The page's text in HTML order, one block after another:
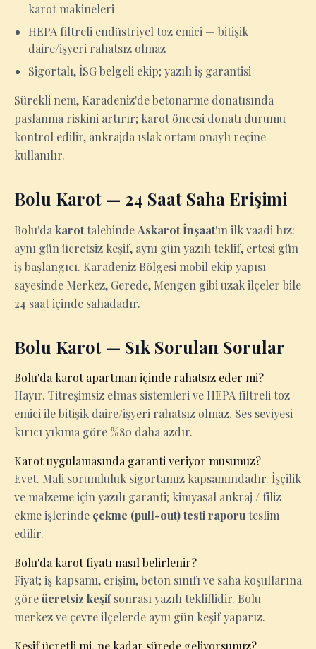
karot makineleri
HEPA filtreli endüstriyel toz emici — bitişik
daire/işyeri rahatsız olmaz
Sigortalı, İSG belgeli ekip; yazılı iş garantisi
Sürekli nem, Karadeniz'de betonarme donatısında
paslanma riskini artırır; karot öncesi donatı durumu
kontrol edilir, ankrajda ıslak ortam onaylı reçine
kullanılır.
Bolu Karot — 24 Saat Saha Erişimi
Bolu'da karottalebindeAskarot İnşaat'ın ilk vaadi hız:
aynı gün ücretsiz keşif, aynı gün yazılı teklif, ertesi gün
iş başlangıcı. Karadeniz Bölgesi mobil ekip yapısı
sayesinde Merkez, Gerede, Mengen gibi uzak ilçeler bile
24 saat içinde sahadadır.
Bolu Karot — Sık Sorulan Sorular
Bolu'da karot apartman içinde rahatsız eder mi?
Hayır. Titreşimsiz elmas sistemleri ve HEPA filtreli toz
emici ile bitişik daire/işyeri rahatsız olmaz. Ses seviyesi
kırıcı yıkıma göre %80 daha azdır.
Karot uygulamasında garanti veriyor musunuz?
Evet. Mali sorumluluk sigortamız kapsamındadır. İşçilik
ve malzeme için yazılı garanti; kimyasal ankraj / filiz
ekme işlerinde çekme (pull-out) testi raporu teslim
edilir.
Bolu'da karot fiyatı nasıl belirlenir?
Fiyat; iş kapsamı, erişim, beton sınıfı ve saha koşullarına
göreücretsiz keşifsonrası yazılı tekliflidir. Bolu
merkez ve çevre ilçelerde aynı gün keşif yaparız.
Keşif ücretli mi, ne kadar sürede geliyorsunuz?